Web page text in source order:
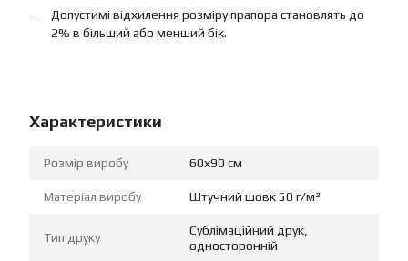
Допустимі відхилення розміру прапора становлять до
2% в більший або менший бік.
Характеристики
Розмір виробу 60х90 см
Матеріал виробу Штучний шовк 50 г/м²
Тип друку
Сублімаційний друк,
односторонній